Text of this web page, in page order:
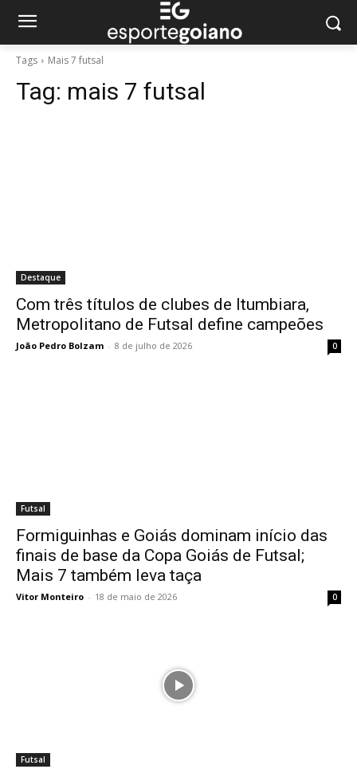
Tags Mais 7 futsal
Tag: mais 7 futsal
Destaque
Com três títulos de clubes de Itumbiara,
Metropolitano de Futsal define campeões
João Pedro Bolzam - 8 de julho de 2026 0
Futsal
Formiguinhas e Goiás dominam início das
finais de base da Copa Goiás de Futsal;
Mais 7 também leva taça
Vitor Monteiro - 18 de maio de 2026 0
Futsal